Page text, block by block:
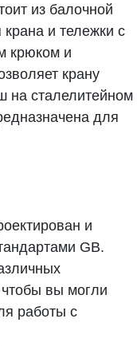
из балочной
и тележки с
крюком и
крану
на сталелитейном
для
и
GB.
чтобы вы могли
работы с